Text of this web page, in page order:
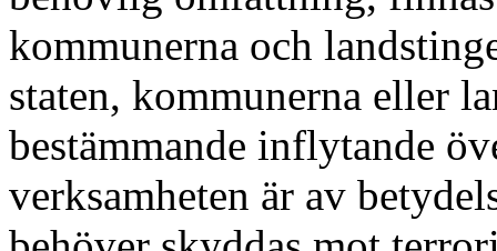
kommunerna och
staten, kommunerna eller
bestämmande inflytande
verksamheten är av